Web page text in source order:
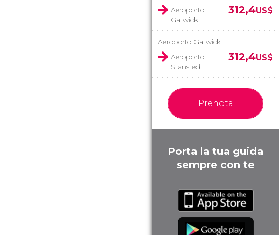
Aeroporto
Gatwick
312,4US$
Aeroporto Gatwick
Aeroporto
Stansted
312,4US$
Prenota
Porta la tua guida
sempre con te